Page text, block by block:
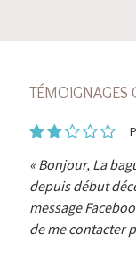
TÉMOIGNAGES
Bonjour, La
depuis début
message
de me contacter